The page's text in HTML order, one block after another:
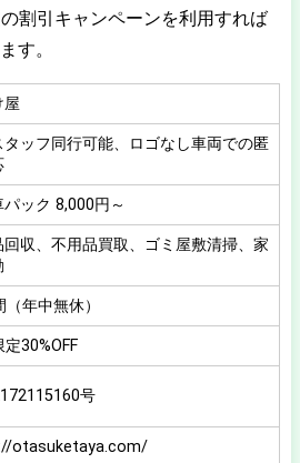
割引キャンペーンを利用すれば
す。
屋
タッフ同行可能、ロゴなし車両での匿
パック 8,000円～
回収、不用品買取、ゴミ屋敷清掃、家
年中無休）
30%OFF
号
otasuketaya.com/